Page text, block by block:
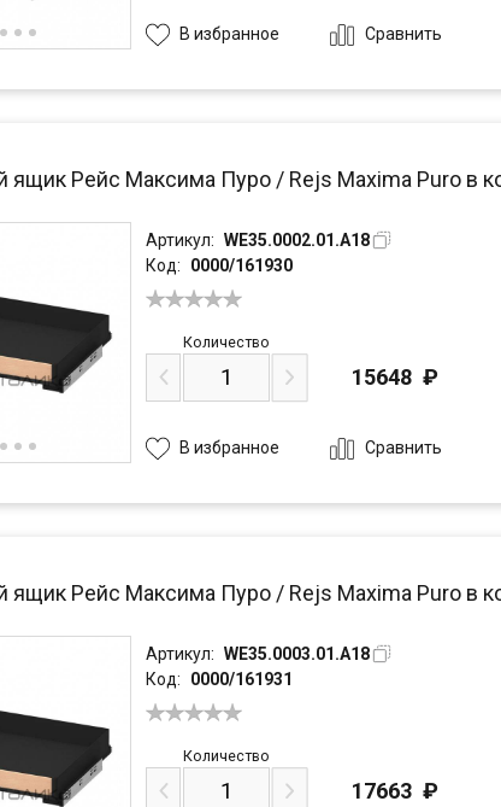
В избранное Сравнить
ящик Рейс Максима Пуро / Rejs Maxima Puro в
Артикул: WE35.0002.01.A18
Код:
0000/161930
Количество
15648 ₽
В избранное Сравнить
ящик Рейс Максима Пуро / Rejs Maxima Puro в
Артикул: WE35.0003.01.A18
Код:
0000/161931
Количество
17663 ₽